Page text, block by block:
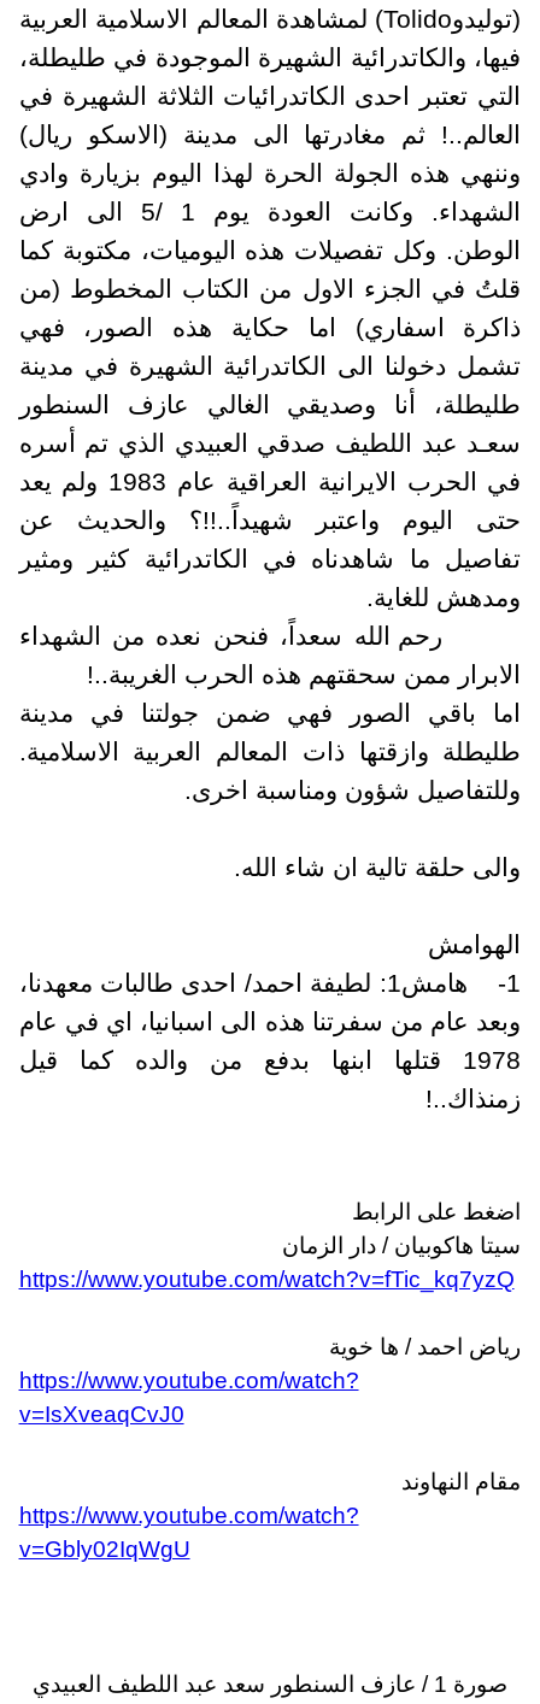
Tolido) لمشاهدة المعالم الاسلامية العربية
والكاتدرائية الشهيرة الموجودة في طليطلة،
تعتبر احدى الكاتدرائيات الثلاثة الشهيرة في
ثم مغادرتها الى مدينة (الاسكو ريال)
هذه الجولة الحرة لهذا اليوم بزيارة وادي
الشهداء. وكانت العودة يوم 1 /5 الى ارض
وكل تفصيلات هذه اليوميات، مكتوبة كما
في الجزء الاول من الكتاب المخطوط (من
اسفاري) اما حكاية هذه الصور، فهي
دخولنا الى الكاتدرائية الشهيرة في مدينة
أنا وصديقي الغالي عازف السنطور
عبد اللطيف صدقي العبيدي الذي تم أسره
في الحرب الايرانية العراقية عام 1983 ولم يعد
اليوم واعتبر شهيداً..!!؟ والحديث عن
ما شاهدناه في الكاتدرائية كثير ومثير
للغاية.
رحم الله سعداً، فنحن نعده من الشهداء
ممن سحقتهم هذه الحرب الغريبة..!
باقي الصور فهي ضمن جولتنا في مدينة
وازقتها ذات المعالم العربية الاسلامية.
شؤون ومناسبة اخرى.
حلقة تالية ان شاء الله.
هامش1: لطيفة احمد/ احدى طالبات معهدنا،
عام من سفرتنا هذه الى اسبانيا، اي في عام
1978 قتلها ابنها بدفع من والده كما قيل
على الرابط
هاكوبيان / دار الزمان
https://www.youtube.com/watch?v=fTic_kq7yzQ
احمد / ها خوية
https://www.youtube.com/watch?
v=IsXveaqCvJ0
النهاوند
https://www.youtube.com/watch?
v=Gbly02IqWgU
صورة 1 / عازف السنطور سعد عبد اللطيف العبيدي